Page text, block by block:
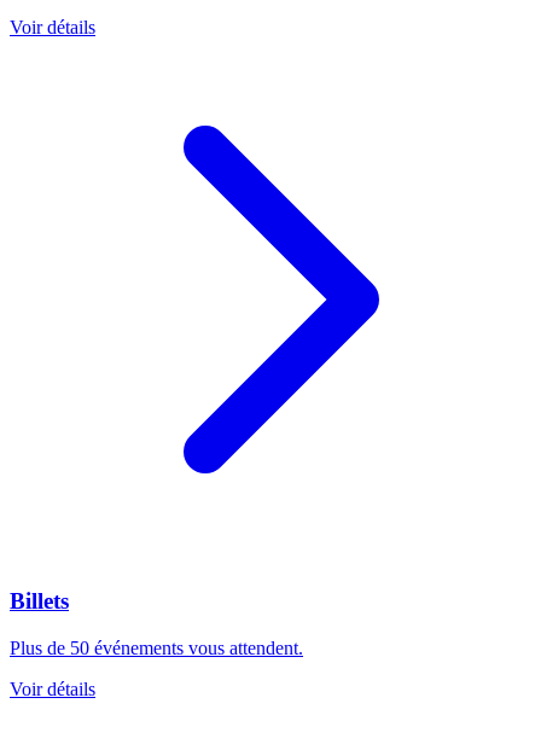
Voir détails
Billets
Plus de 50 événements vous attendent.
Voir détails